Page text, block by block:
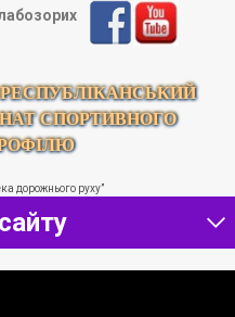
СПОРТИВНОГО
дорожнього руху”